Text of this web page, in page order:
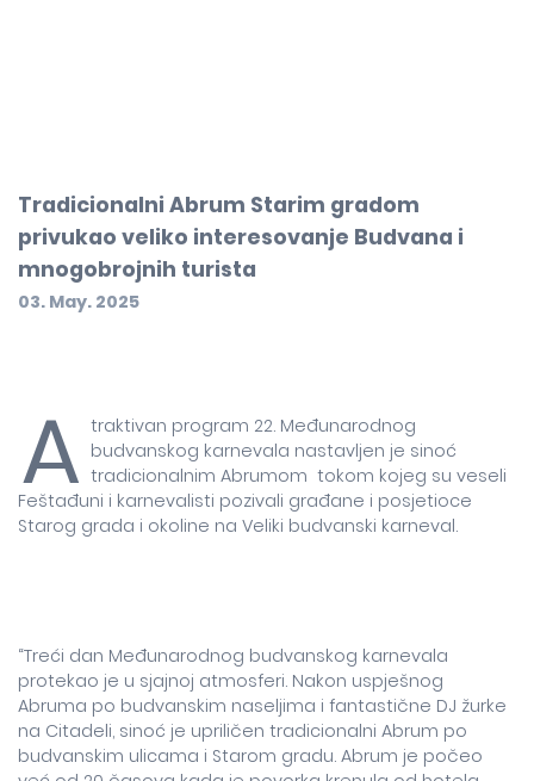
Tradicionalni Abrum Starim gradom
privukao veliko interesovanje Budvana i
mnogobrojnih turista
03. May. 2025
A traktivan program 22. Međunarodnog
budvanskog karnevala nastavljen je sinoć
tradicionalnim Abrumom tokom kojeg su veseli
Feštađuni i karnevalisti pozivali građane i posjetioce
Starog grada i okoline na Veliki budvanski karneval.
“Treći dan Međunarodnog budvanskog karnevala
protekao je u sjajnoj atmosferi. Nakon uspješnog
Abruma po budvanskim naseljima i fantastične DJ žurke
na Citadeli, sinoć je upriličen tradicionalni Abrum po
budvanskim ulicama i Starom gradu. Abrum je počeo